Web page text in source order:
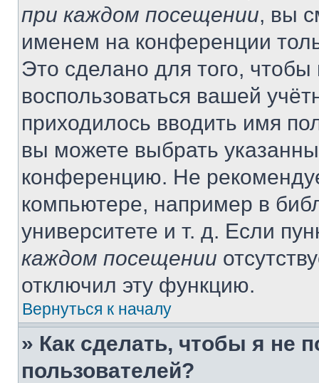
при каждом посещении, вы
именем на конференции
Это сделано для того, чтобы
воспользоваться вашей
приходилось вводить имя
вы можете выбрать
конференцию. Не
компьютере, например в
университете и т. д. Если
каждом посещении
отключил эту функцию.
Вернуться к началу
» Как сделать, чтобы я не
пользователей?